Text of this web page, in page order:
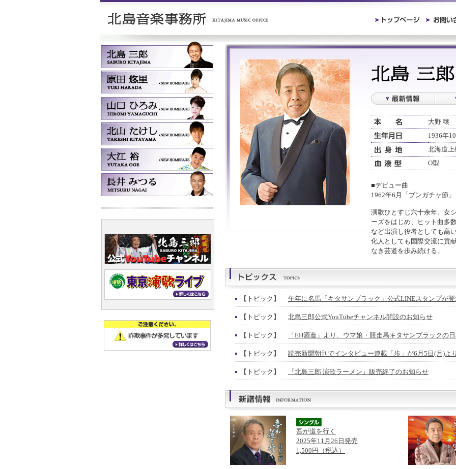
大野 穣
1936年
北海道
O型
■デビュー曲
1962年6月「ブンガチャ節」
演歌ひとすじ六十余年。女
ーズをはじめ、ヒット曲多
など出演し役者としても高
化人としても国際交流に貢
なき芸道を歩み続ける。
【トピック】 午年に名馬「キタサンブラック」公式LINEスタンプが登
【トピック】 北島三郎公式YouTubeチャンネル開設のお知らせ
【トピック】 「EH酒造」より、ウマ娘・競走馬キタサンブラックの
【トピック】 読売新聞朝刊でインタビュー連載「歩」が6月5日(月)よ
【トピック】 『北島三郎 演歌ラーメン』販売終了のお知らせ
吾が道を行く
2025年11月26日発売
1,500円（税込）